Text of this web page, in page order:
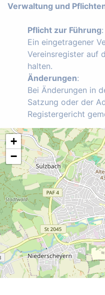
Verwaltung und
Pflicht zur Führung:
Ein eingetragener
Vereinsregister auf
halten.
Änderungen:
Bei Änderungen in
Satzung oder der
Registergericht
+
−